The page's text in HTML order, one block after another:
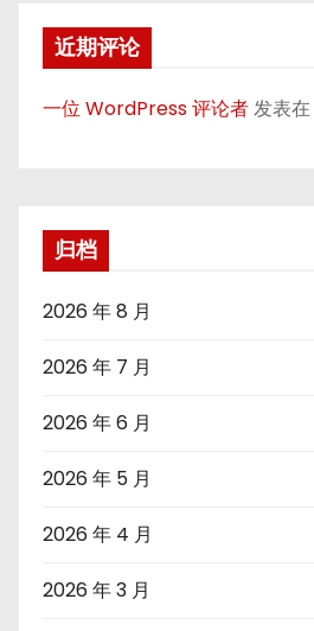
近期评论
一位 WordPress 评论者发表在
归档
2026 年 8 月
2026 年 7 月
2026 年 6 月
2026 年 5 月
2026 年 4 月
2026 年 3 月